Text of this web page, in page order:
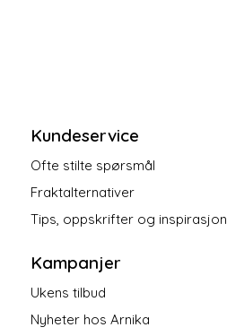
Kundeservice
Ofte stilte spørsmål
Fraktalternativer
Tips, oppskrifter og inspirasjon
Kampanjer
Ukens tilbud
Nyheter hos Arnika